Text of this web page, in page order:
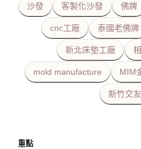
沙發 客製化沙發 佛牌
cnc工廠 泰國老佛牌
新北床墊工廠
mold manufacture MIM
新竹交
重點